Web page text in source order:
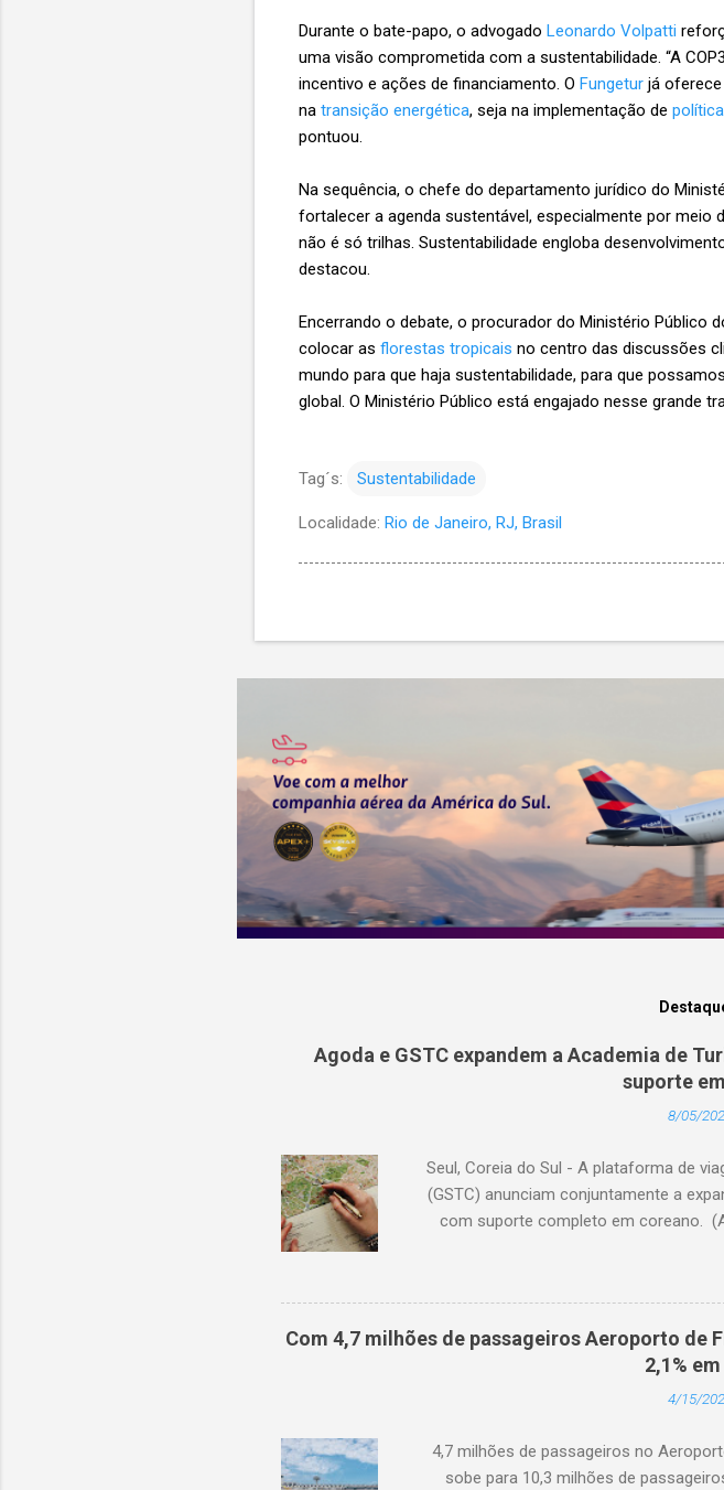
Durante o bate-papo, o advogado Leonardo Volpatti
uma visão comprometida com a sustentabilidade. “A
incentivo e ações de financiamento. O Fungeturjá oferece
na transição energética, seja na implementação de
pontuou.
Na sequência, o chefe do departamento jurídico do
fortalecer a agenda sustentável, especialmente por meio
não é só trilhas. Sustentabilidade engloba
destacou.
Encerrando o debate, o procurador do Ministério Público
colocar as florestas tropicais no centro das discussões
mundo para que haja sustentabilidade, para que
global. O Ministério Público está engajado nesse grande
Tag´s: Sustentabilidade
Localidade: Rio de Janeiro, RJ, Brasil
Agoda e GSTC expandem a Academia de
suporte
8/05/
Seul, Coreia do Sul - A plataforma de
(GSTC) anunciam conjuntamente a
com suporte completo em coreano.
continuidade à sua missão de apoiar
conhecimento prático sobre turismo
lançamento, há um ano, a Academia
profissionais da hotelaria que
disponibilidade agora em coreano,
diversificado setor hoteleiro da Coreia
Com 4,7 milhões de passageiros Aeroporto de
2,1%
4/15/
4,7 milhões de passageiros no
sobe para 10,3 milhões de